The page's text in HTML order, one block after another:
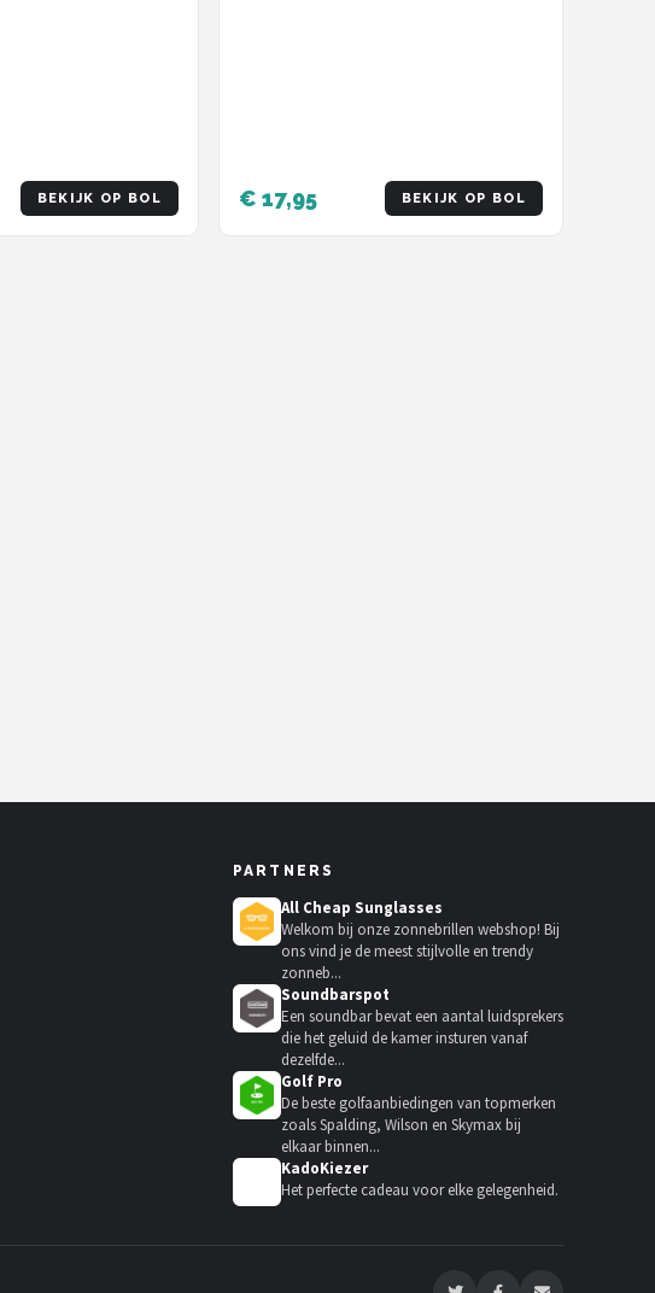
BEKIJK OP BOL € 17,95 BEKIJK OP BOL
PARTNERS
All Cheap Sunglasses
Welkom bij onze zonnebrillen webshop! Bij
ons vind je de meest stijlvolle en trendy
zonneb...
Soundbarspot
Een soundbar bevat een aantal luidsprekers
die het geluid de kamer insturen vanaf
dezelfde...
Golf Pro
De beste golfaanbiedingen van topmerken
zoals Spalding, Wilson en Skymax bij
elkaar binnen...
KadoKiezer
Het perfecte cadeau voor elke gelegenheid.